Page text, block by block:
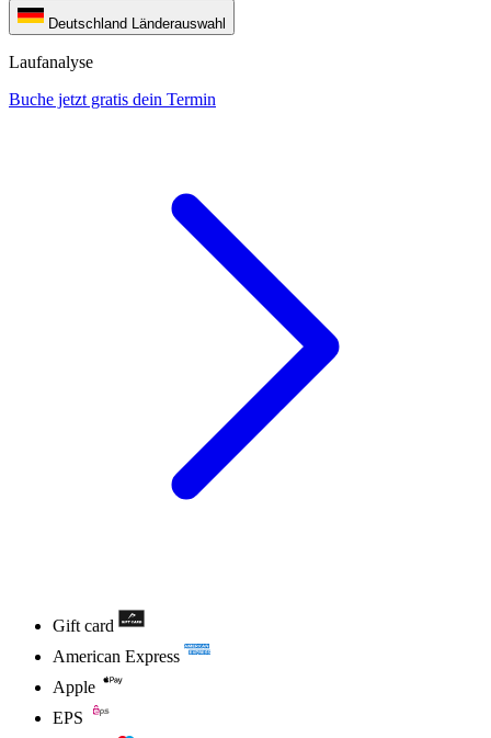
Deutschland Länderauswahl
Laufanalyse
Buche jetzt gratis dein Termin
Gift card
American Express
Apple
EPS